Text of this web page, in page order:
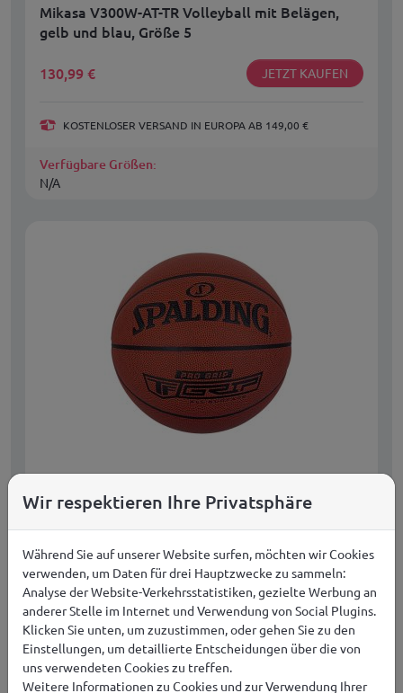
Mikasa V300W-AT-TR Volleyball mit Belägen,
gelb und blau, Größe 5
130,99 € JETZT KAUFEN
KOSTENLOSER VERSAND IN EUROPA AB 149,00 €
Verfügbare Größen:
N/A
69,99€ JETZT KAUFEN
KOSTENLOSER VERSAND IN EUROPA AB 149,00 €
Verfügbare Größen:
N/A
Wir respektieren Ihre Privatsphäre
Während Sie auf unserer Website surfen, möchten wir Cookies
verwenden, um Daten für drei Hauptzwecke zu sammeln:
Analyse der Website-Verkehrsstatistiken, gezielte Werbung an
anderer Stelle im Internet und Verwendung von Social Plugins.
Klicken Sie unten, um zuzustimmen, oder gehen Sie zu den
Einstellungen, um detaillierte Entscheidungen über die von
uns verwendeten Cookies zu treffen.
Weitere Informationen zu Cookies und zur Verwendung Ihrer